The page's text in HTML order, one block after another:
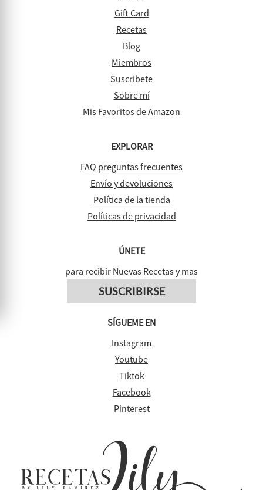
Gift Card
Recetas
Blog
Miembros
Suscribete
Sobre mí
Mis Favoritos de Amazon
EXPLORAR
FAQ preguntas frecuentes
Envío y devoluciones
Política de la tienda
Políticas de privacidad
ÚNETE
para recibir Nuevas Recetas y mas
SUSCRIBIRSE
SÍGUEME EN
Instagram
Youtube
Tiktok
Facebook
Pinterest